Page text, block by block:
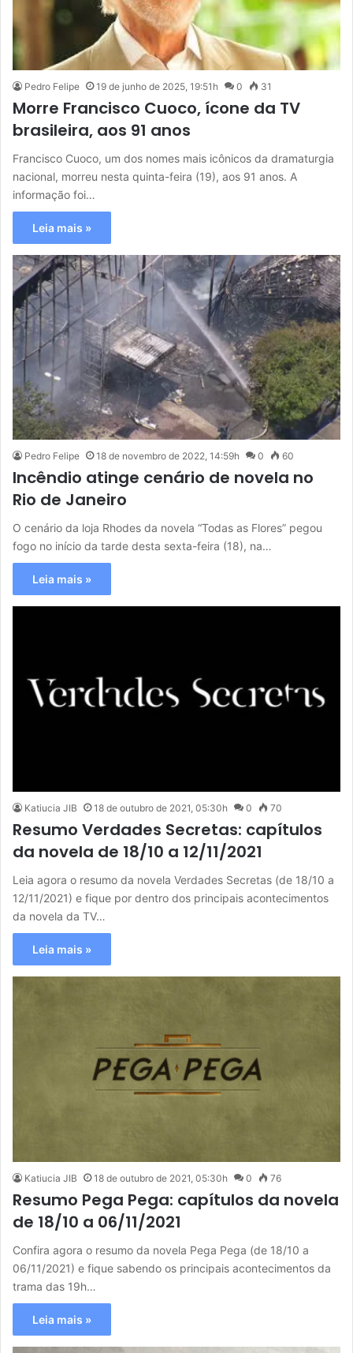
Pedro Felipe 19 de junho de 2025, 19:51h 0 31
Morre Francisco Cuoco, ícone da TV
brasileira, aos 91 anos
Francisco Cuoco, um dos nomes mais icônicos da dramaturgia
nacional, morreu nesta quinta-feira (19), aos 91 anos. A
informação foi…
Leia mais »
Pedro Felipe 18 de novembro de 2022, 14:59h 0 60
Incêndio atinge cenário de novela no
Rio de Janeiro
O cenário da loja Rhodes da novela “Todas as Flores” pegou
fogo no início da tarde desta sexta-feira (18), na…
Leia mais »
Katiucia JIB 18 de outubro de 2021, 05:30h 0 70
Resumo Verdades Secretas: capítulos
da novela de 18/10 a 12/11/2021
Leia agora o resumo da novela Verdades Secretas (de 18/10 a
12/11/2021) e fique por dentro dos principais acontecimentos
da novela da TV…
Leia mais »
Katiucia JIB 18 de outubro de 2021, 05:30h 0 76
Resumo Pega Pega: capítulos da novela
de 18/10 a 06/11/2021
Confira agora o resumo da novela Pega Pega (de 18/10 a
06/11/2021) e fique sabendo os principais acontecimentos da
trama das 19h…
Leia mais »